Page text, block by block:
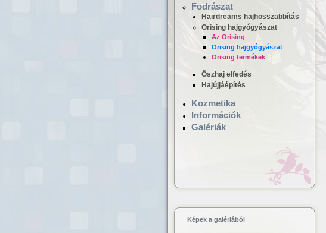
Hajgyógyászat,
mikrokamerás hajvizsgálat
Fodrászat
Hairdreams hajhosszabbítás
Orising hajgyógyászat
Az Orising
Orising hajgyógyászat
Orising termékek
Őszhaj elfedés
Hajújjáépítés
Kozmetika
Információk
Galériák
Képek a galériából